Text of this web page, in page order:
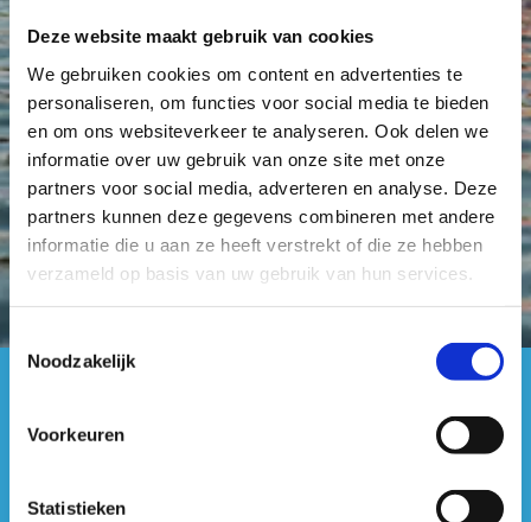
Deze website maakt gebruik van cookies
We gebruiken cookies om content en advertenties te
personaliseren, om functies voor social media te bieden
en om ons websiteverkeer te analyseren. Ook delen we
informatie over uw gebruik van onze site met onze
partners voor social media, adverteren en analyse. Deze
partners kunnen deze gegevens combineren met andere
informatie die u aan ze heeft verstrekt of die ze hebben
verzameld op basis van uw gebruik van hun services.
Toestemmingsselectie
Noodzakelijk
Voorkeuren
Statistieken
Federaties en andere partners
Vaarrestricties en waterstanden
#sportersbelevenmeer